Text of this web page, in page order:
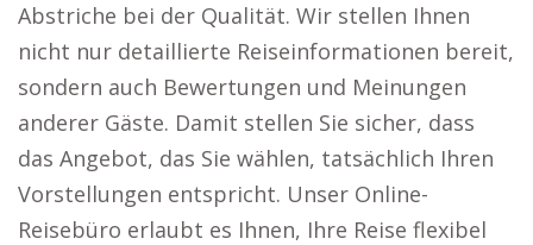
Abstriche bei der Qualität. Wir stellen Ihnen
nicht nur detaillierte Reiseinformationen bereit,
sondern auch Bewertungen und Meinungen
anderer Gäste. Damit stellen Sie sicher, dass
das Angebot, das Sie wählen, tatsächlich Ihren
Vorstellungen entspricht. Unser Online-
Reisebüro erlaubt es Ihnen, Ihre Reise flexibel